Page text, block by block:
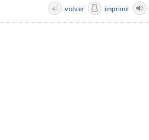
imprimir
volver